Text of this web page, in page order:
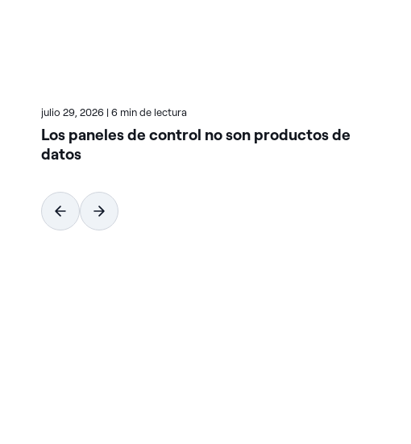
julio 29, 2026 | 6 min de lectura
Los paneles de control no son productos de
datos